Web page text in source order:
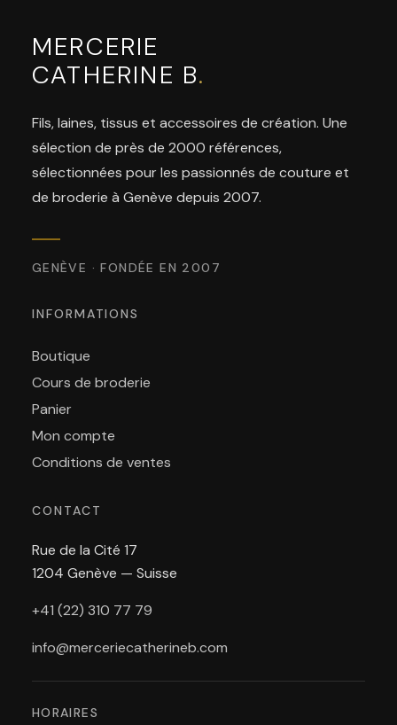
MERCERIE
CATHERINE B.
Fils, laines, tissus et accessoires de création. Une
sélection de près de 2000 références,
sélectionnées pour les passionnés de couture et
de broderie à Genève depuis 2007.
GENÈVE · FONDÉE EN 2007
INFORMATIONS
Boutique
Cours de broderie
Panier
Mon compte
Conditions de ventes
CONTACT
Rue de la Cité 17
1204 Genève — Suisse
+41 (22) 310 77 79
info@merceriecatherineb.com
HORAIRES